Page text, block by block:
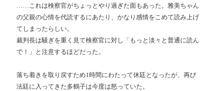
……これは検察官がちょっとやり過ぎた面もあった。雅美ちゃん
の父親の心情を代読するにあたり、かなり感情をこめて読み上げ
てしまったらしい。
裁判長は騒ぎを重く見て検察官に対し「もっと淡々と普通に読ん
で！」と注意するほどだった。
落ち着きを取り戻すため1時間にわたって休廷となったが、再び
法廷に入ってきた多鶴子は今度は怒っていた。